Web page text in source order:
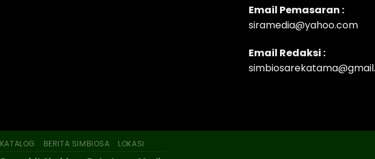
Email Pemasaran :
siramedia@yahoo.com
Email Redaksi :
KATALOG BERITA SIMBIOSA LOKASI